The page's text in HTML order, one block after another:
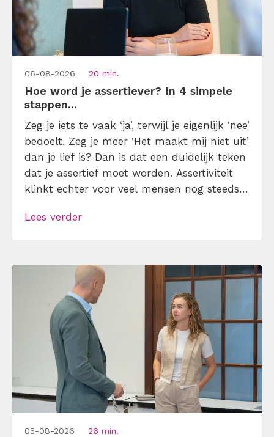
06-08-2026 20 min.
Hoe word je assertiever? In 4 simpele
stappen...
Zeg je iets te vaak ‘ja’, terwijl je eigenlijk ‘nee’
bedoelt. Zeg je meer ‘Het maakt mij niet uit’
dan je lief is? Dan is dat een duidelijk teken
dat je assertief moet worden. Assertiviteit
klinkt echter voor veel mensen nog steeds
maar dat is niet zo. Assertiviteit draait juist
Lees verder
05-08-2026 26 min.